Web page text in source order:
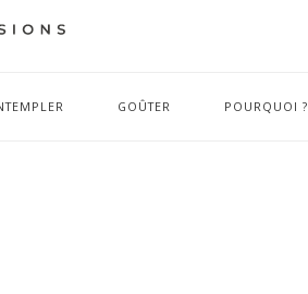
GOÛTER POURQUOI ?